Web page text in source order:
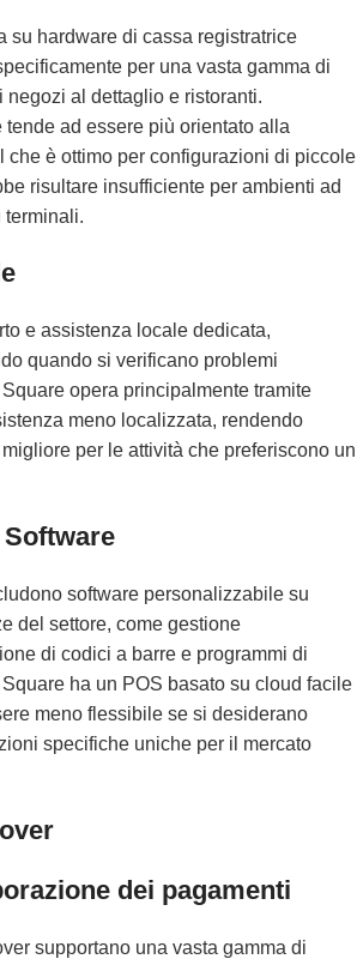
su hardware di cassa registratrice
per una vasta gamma di
negozi al dettaglio e ristoranti.
tende ad essere più orientato alla
che è ottimo per configurazioni di piccole
risultare insufficiente per ambienti ad
terminali.
e assistenza locale dedicata,
quando si verificano problemi
opera principalmente tramite
meno localizzata, rendendo
per le attività che preferiscono un
software personalizzabile su
del settore, come gestione
di codici a barre e programmi di
ha un POS basato su cloud facile
meno flessibile se si desiderano
specifiche uniche per il mercato
dei pagamenti
supportano una vasta gamma di